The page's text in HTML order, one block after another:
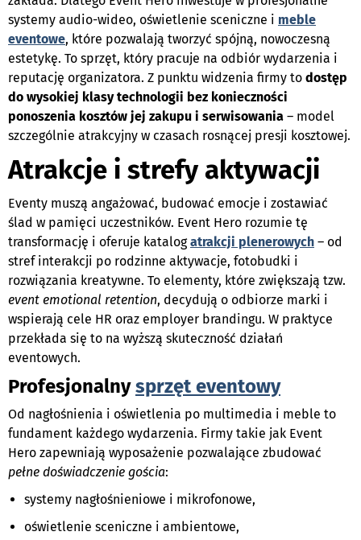
systemy audio-wideo, oświetlenie sceniczne i meble
eventowe, które pozwalają tworzyć spójną, nowoczesną
estetykę. To sprzęt, który pracuje na odbiór wydarzenia i
reputację organizatora. Z punktu widzenia firmy to dostęp
do wysokiej klasy technologii bez konieczności
ponoszenia kosztów jej zakupu i serwisowania – model
szczególnie atrakcyjny w czasach rosnącej presji kosztowej.
Atrak­cje i strefy aktywacji
Eventy muszą angażować, budować emocje i zostawiać
ślad w pamięci uczestników. Event Hero rozumie tę
transformację i oferuje katalogatrakcji plenerowych – od
stref interakcji po rodzinne aktywacje, fotobudki i
rozwiązania kreatywne. To elementy, które zwiększają tzw.
event emotional retention, decydują o odbiorze marki i
wspierają cele HR oraz employer brandingu. W praktyce
przekłada się to na wyższą skuteczność działań
eventowych.
Profesjonalnysprzęt eventowy
Od nagłośnienia i oświetlenia po multimedia i meble to
fundament każdego wydarzenia. Firmy takie jak Event
Hero zapewniają wyposażenie pozwalające zbudować
pełne doświadczenie gościa:
systemy nagłośnieniowe i mikrofonowe,
oświetlenie sceniczne i ambientowe,